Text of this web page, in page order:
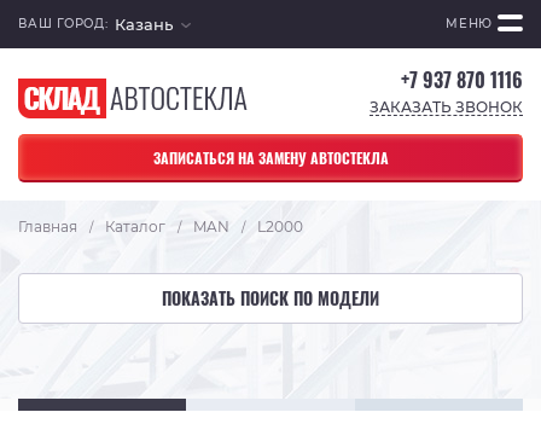
ВАШ ГОРОД: Казань МЕНЮ
+7 937 870 1116
ЗАКАЗАТЬ ЗВОНОК
ЗАПИСАТЬСЯ НА ЗАМЕНУ АВТОСТЕКЛА
Главная / Каталог / MAN / L2000
ПОКАЗАТЬ ПОИСК ПО МОДЕЛИ